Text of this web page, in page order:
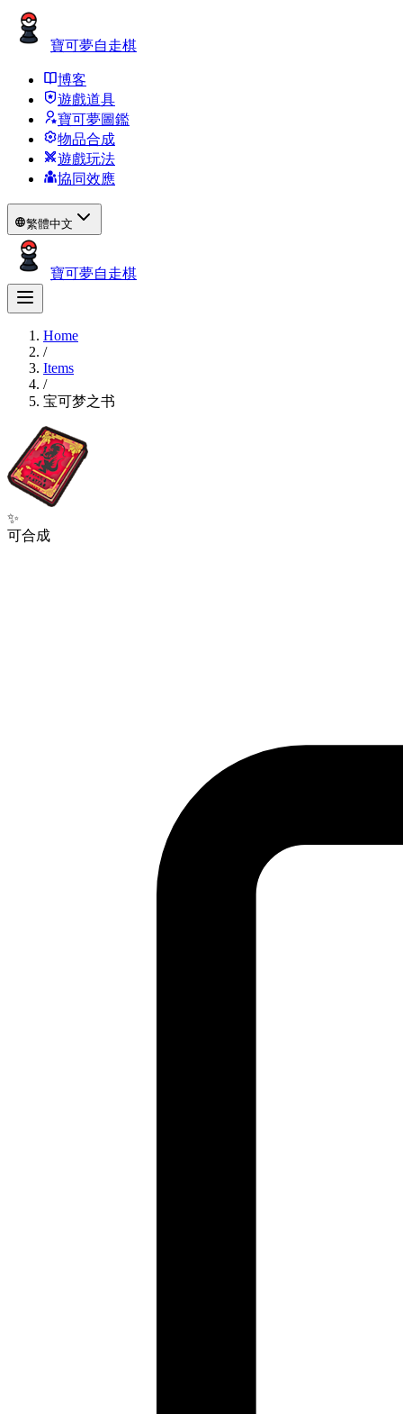
寶可夢自走棋
博客
遊戲道具
寶可夢圖鑑
物品合成
遊戲玩法
協同效應
繁體中文
寶可夢自走棋
Home
/
Items
/
宝可梦之书
✨
可合成